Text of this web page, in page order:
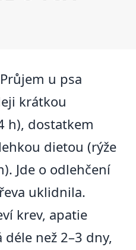
u psa
krátkou
h), dostatkem
dietou (rýže
Jde o odlehčení
uklidnila.
krev, apatie
než 2–3 dny,